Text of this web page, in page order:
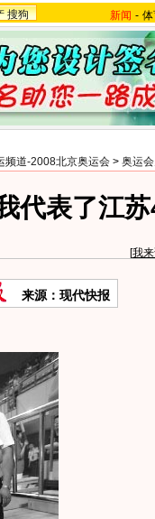
搜狗 新闻 -
频道-2008北京奥运会 > 奥运
代表了江
[我
来源：现代快报